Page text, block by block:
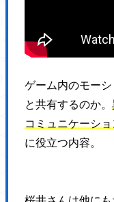
ゲーム内のモー
と共有するのか。
コミュニケーシ
に役立つ内容。
.wsbl_pinterest a{
border: 0px !important;
<!-- Jetpack Open Graph
<meta